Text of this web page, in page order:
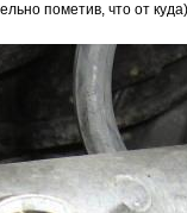
пометив, что от